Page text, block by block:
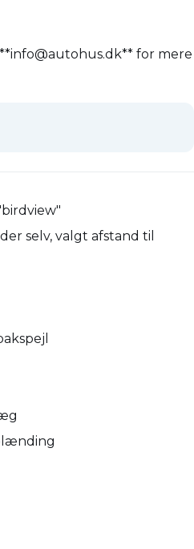
for mere
selv, valgt afstand til